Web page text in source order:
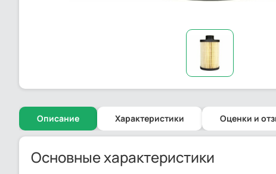
Описание Характеристики Оценки и
Основные характеристики